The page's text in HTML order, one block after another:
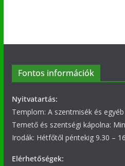
Fontos információk
Nyitvatartás:
Templom: A szentmisék és
Temető és szentségi kápolna:
Irodák: Hétfőtől péntekig 9.30 –
Elérhetőségek: